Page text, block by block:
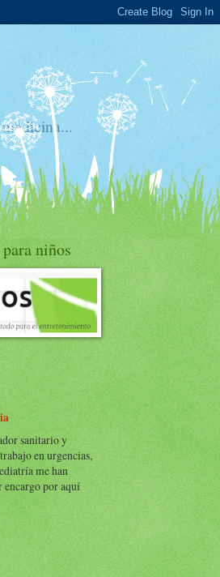
niños
sanitario y
en urgencias,
me han
encargo por aquí